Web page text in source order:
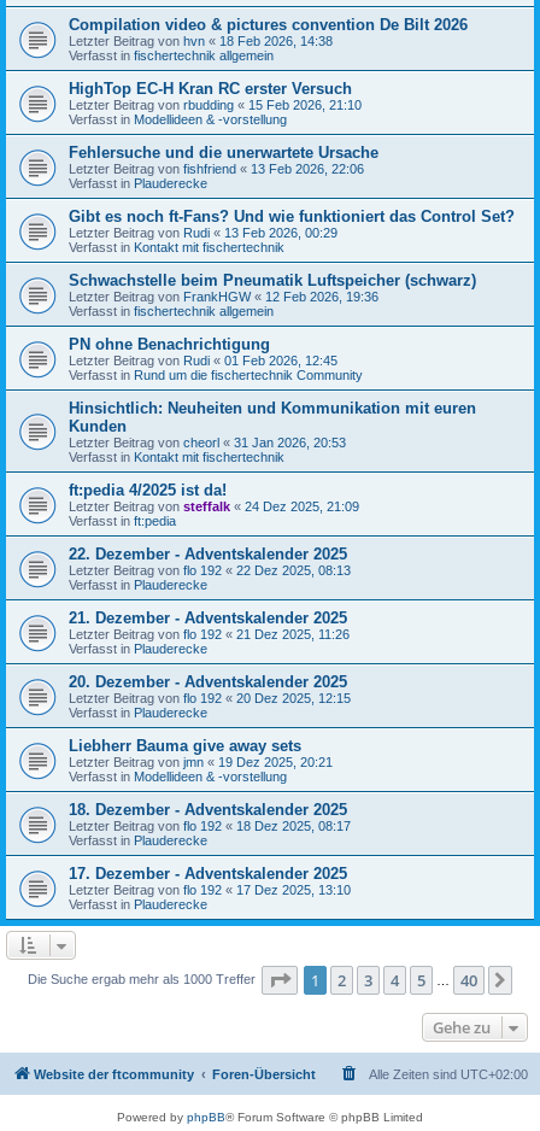
Compilation video & pictures convention De Bilt 2026
Letzter Beitrag von hvn « 18 Feb 2026, 14:38
Verfasst in fischertechnik allgemein
HighTop EC-H Kran RC erster Versuch
Letzter Beitrag von rbudding « 15 Feb 2026, 21:10
Verfasst in Modellideen & -vorstellung
Fehlersuche und die unerwartete Ursache
Letzter Beitrag von fishfriend « 13 Feb 2026, 22:06
Verfasst in Plauderecke
Gibt es noch ft-Fans? Und wie funktioniert das Control Set?
Letzter Beitrag von Rudi « 13 Feb 2026, 00:29
Verfasst in Kontakt mit fischertechnik
Schwachstelle beim Pneumatik Luftspeicher (schwarz)
Letzter Beitrag von FrankHGW« 12 Feb 2026, 19:36
Verfasst in fischertechnik allgemein
PN ohne Benachrichtigung
Letzter Beitrag von Rudi « 01 Feb 2026, 12:45
Verfasst in Rund um die fischertechnik Community
Hinsichtlich: Neuheiten und Kommunikation mit euren
Kunden
Letzter Beitrag von cheorl « 31 Jan 2026, 20:53
Verfasst in Kontakt mit fischertechnik
ft:pedia 4/2025 ist da!
Letzter Beitrag von steffalk « 24 Dez 2025, 21:09
Verfasst in ft:pedia
22. Dezember - Adventskalender 2025
Letzter Beitrag von flo 192 « 22 Dez 2025, 08:13
Verfasst in Plauderecke
21. Dezember - Adventskalender 2025
Letzter Beitrag von flo 192 « 21 Dez 2025, 11:26
Verfasst in Plauderecke
20. Dezember - Adventskalender 2025
Letzter Beitrag von flo 192 « 20 Dez 2025, 12:15
Verfasst in Plauderecke
Liebherr Bauma give away sets
Letzter Beitrag von jmn « 19 Dez 2025, 20:21
Verfasst in Modellideen & -vorstellung
18. Dezember - Adventskalender 2025
Letzter Beitrag von flo 192 « 18 Dez 2025, 08:17
Verfasst in Plauderecke
17. Dezember - Adventskalender 2025
Letzter Beitrag von flo 192 « 17 Dez 2025, 13:10
Verfasst in Plauderecke
Die Suche ergab mehr als 1000 Treffer Seite 1von 40
1 2 3 4 5 40
Gehe zu
Website der ftcommunity Foren-Übersicht Alle Zeiten sind UTC+02:00
Powered by phpBB® Forum Software © phpBB Limited